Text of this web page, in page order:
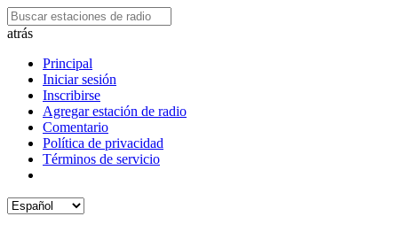
atrás
Principal
Iniciar sesión
Inscribirse
Agregar estación de radio
Comentario
Política de privacidad
Términos de servicio